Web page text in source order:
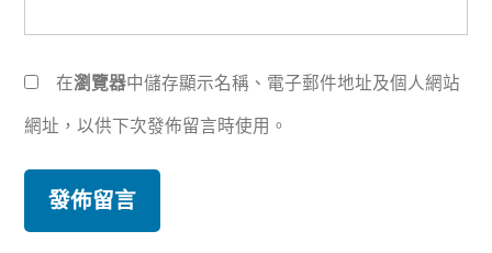
在瀏覽器中儲存顯示名稱、電子郵件地址及個人網站
網址，以供下次發佈留言時使用。